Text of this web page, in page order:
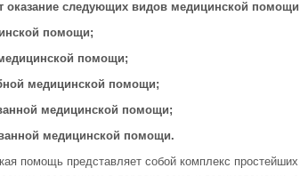
оказание следующих видов медицинской
помощи;
помощи;
медицинской помощи;
медицинской помощи;
медицинской помощи.
помощь представляет собой комплекс